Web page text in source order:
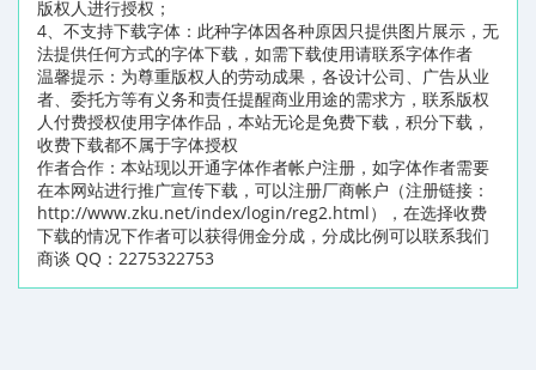
版权人进行授权；
4、不支持下载字体：此种字体因各种原因只提供图片展示，无
法提供任何方式的字体下载，如需下载使用请联系字体作者
温馨提示：为尊重版权人的劳动成果，各设计公司、广告从业
者、委托方等有义务和责任提醒商业用途的需求方，联系版权
人付费授权使用字体作品，本站无论是免费下载，积分下载，
收费下载都不属于字体授权
作者合作：本站现以开通字体作者帐户注册，如字体作者需要
在本网站进行推广宣传下载，可以注册厂商帐户（注册链接：
http://www.zku.net/index/login/reg2.html），在选择收费
下载的情况下作者可以获得佣金分成，分成比例可以联系我们
商谈 QQ：2275322753